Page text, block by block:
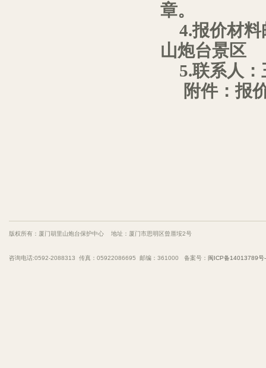
章。
4.报价材
山炮台景区
5.联系人：
附件：报
版权所有：厦门胡里山炮台保护中心 地址：厦门市思明区曾厝垵2号
咨询电话:0592-2088313 传真：05922086695 邮编：361000 备案号： 闽ICP备14013789号